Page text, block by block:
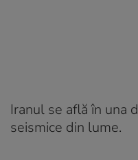
Iranul se află în una
seismice din lume.